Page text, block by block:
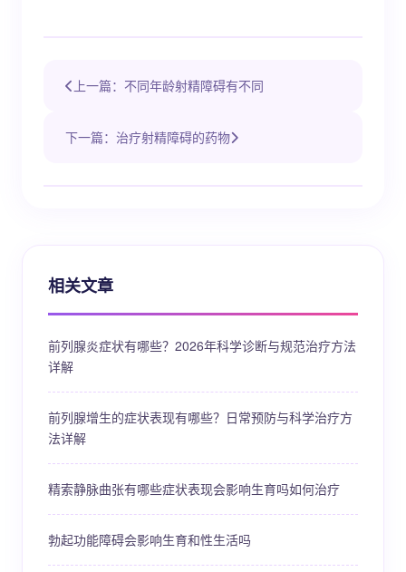
上一篇：不同年龄射精障碍有不同
下一篇：治疗射精障碍的药物
相关文章
前列腺炎症状有哪些？2026年科学诊断与规范治疗方法
详解
前列腺增生的症状表现有哪些？日常预防与科学治疗方
法详解
精索静脉曲张有哪些症状表现会影响生育吗如何治疗
勃起功能障碍会影响生育和性生活吗